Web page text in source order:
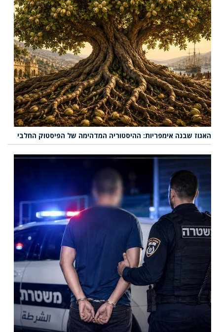
האגוז שבנה אימפריות: ההיסטוריה המדהימה של הפיסטוק החלבי